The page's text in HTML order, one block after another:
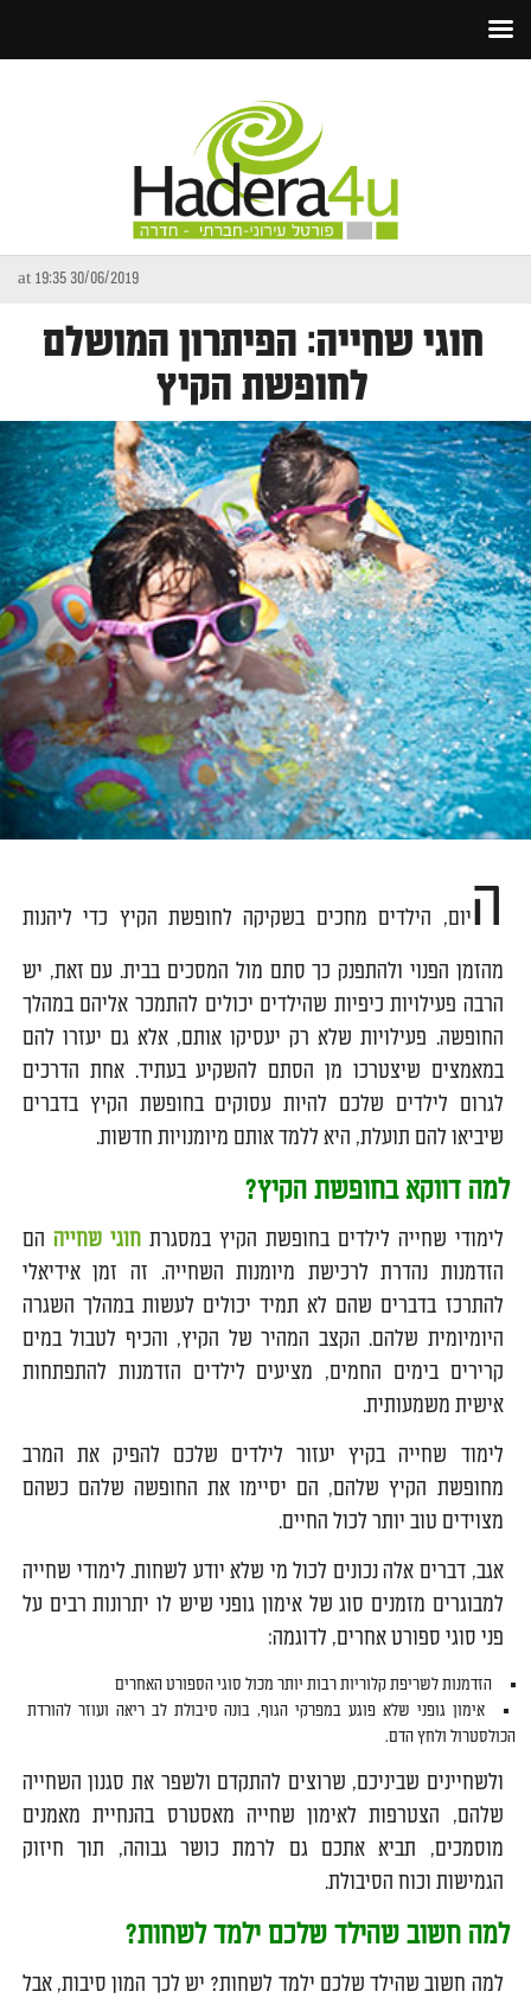
30/06/2019 at 19:35
חוגי שחייה: הפיתרון המושלם
לחופשת הקיץ
היום, הילדים מחכים בשקיקה לחופשת הקיץ כדי ליהנות
מהזמן הפנוי ולהתפנק כך סתם מול המסכים בבית. עם זאת, יש
הרבה פעילויות כיפיות שהילדים יכולים להתמכר אליהם במהלך
החופשה. פעילויות שלא רק יעסיקו אותם, אלא גם יעזרו להם
במאמצים שיצטרכו מן הסתם להשקיע בעתיד. אחת הדרכים
לגרום לילדים שלכם להיות עסוקים בחופשת הקיץ בדברים
שיביאו להם תועלת, היא ללמד אותם מיומנויות חדשות.
למה דווקא בחופשת הקיץ?
לימודי שחייה לילדים בחופשת הקיץ במסגרת חוגי שחייה הם
הזדמנות נהדרת לרכישת מיומנות השחייה. זה זמן אידיאלי
להתרכז בדברים שהם לא תמיד יכולים לעשות במהלך השגרה
היומיומית שלהם. הקצב המהיר של הקיץ, והכיף לטבול במים
קרירים בימים החמים, מציעים לילדים הזדמנות להתפתחות
אישית משמעותית.
לימוד שחייה בקיץ יעזור לילדים שלכם להפיק את המרב
מחופשת הקיץ שלהם, הם יסיימו את החופשה שלהם כשהם
מצוידים טוב יותר לכול החיים.
אגב, דברים אלה נכונים לכול מי שלא יודע לשחות. לימודי שחייה
למבוגרים מזמנים סוג של אימון גופני שיש לו יתרונות רבים על
פני סוגי ספורט אחרים, לדוגמה:
הזדמנות לשריפת קלוריות רבות יותר מכול סוגי הספורט האחרים
אימון גופני שלא פוגע במפרקי הגוף, בונה סיבולת לב ריאה ועוזר להורדת
הכולסטרול ולחץ הדם.
ולשחיינים שביניכם, שרוצים להתקדם ולשפר את סגנון השחייה
שלהם, הצטרפות לאימון שחייה מאסטרס בהנחיית מאמנים
מוסמכים, תביא אתכם גם לרמת כושר גבוהה, תוך חיזוק
הגמישות וכוח הסיבולת.
למה חשוב שהילד שלכם ילמד לשחות?
למה חשוב שהילד שלכם ילמד לשחות? יש לכך המון סיבות, אבל